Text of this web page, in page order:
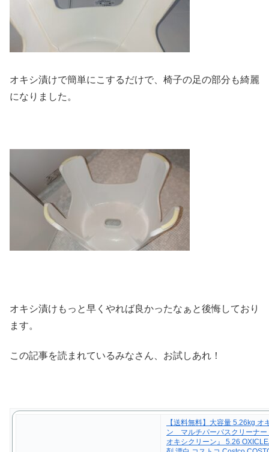
オキシ漬けで簡単にこするだけで、椅子の足の部分も綺麗
になりました。
オキシ漬けもっと早くやれば良かったなぁと後悔しており
ます。
この記事を読まれているみなさん、お試しあれ！
【送料無料】大容量 5.26kg オ
ン マルチパーパスクリーナ
オキシクリーン』 5.26